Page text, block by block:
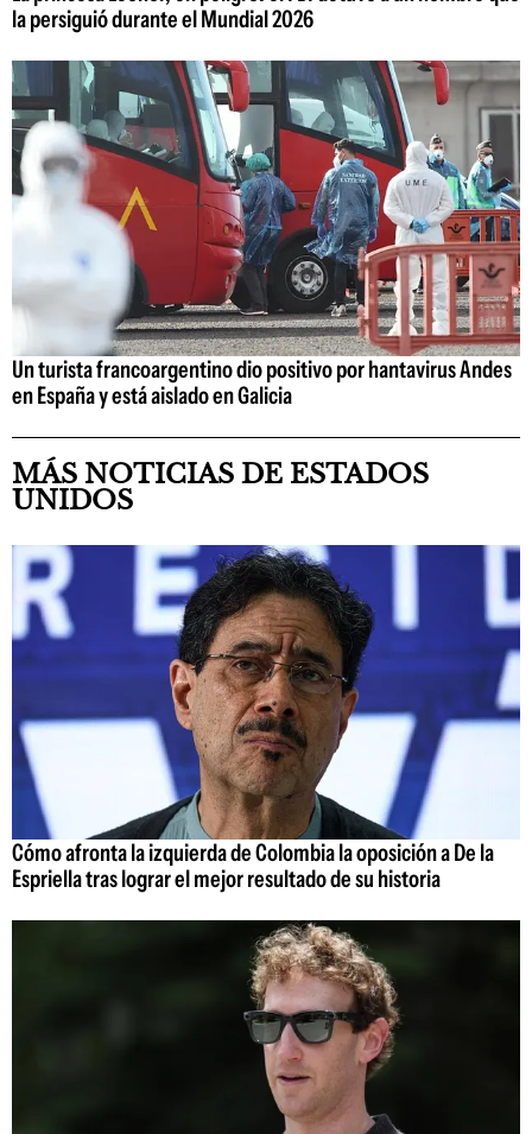
la persiguió durante el Mundial 2026
Un turista francoargentino dio positivo por hantavirus Andes
en España y está aislado en Galicia
MÁS NOTICIAS DE ESTADOS
UNIDOS
Cómo afronta la izquierda de Colombia la oposición a De la
Espriella tras lograr el mejor resultado de su historia